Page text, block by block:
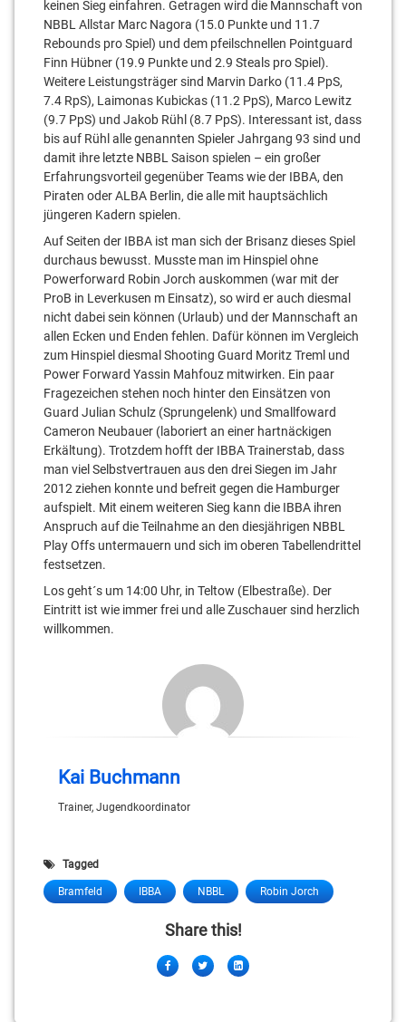
keinen Sieg einfahren. Getragen wird die Mannschaft von
NBBL Allstar Marc Nagora (15.0 Punkte und 11.7
Rebounds pro Spiel) und dem pfeilschnellen Pointguard
Finn Hübner (19.9 Punkte und 2.9 Steals pro Spiel).
Weitere Leistungsträger sind Marvin Darko (11.4 PpS,
7.4 RpS), Laimonas Kubickas (11.2 PpS), Marco Lewitz
(9.7 PpS) und Jakob Rühl (8.7 PpS). Interessant ist, dass
bis auf Rühl alle genannten Spieler Jahrgang 93 sind und
damit ihre letzte NBBL Saison spielen – ein großer
Erfahrungsvorteil gegenüber Teams wie der IBBA, den
Piraten oder ALBA Berlin, die alle mit hauptsächlich
jüngeren Kadern spielen.
Auf Seiten der IBBA ist man sich der Brisanz dieses Spiel
durchaus bewusst. Musste man im Hinspiel ohne
Powerforward Robin Jorch auskommen (war mit der
ProB in Leverkusen m Einsatz), so wird er auch diesmal
nicht dabei sein können (Urlaub) und der Mannschaft an
allen Ecken und Enden fehlen. Dafür können im Vergleich
zum Hinspiel diesmal Shooting Guard Moritz Treml und
Power Forward Yassin Mahfouz mitwirken. Ein paar
Fragezeichen stehen noch hinter den Einsätzen von
Guard Julian Schulz (Sprungelenk) und Smallfoward
Cameron Neubauer (laboriert an einer hartnäckigen
Erkältung). Trotzdem hofft der IBBA Trainerstab, dass
man viel Selbstvertrauen aus den drei Siegen im Jahr
2012 ziehen konnte und befreit gegen die Hamburger
aufspielt. Mit einem weiteren Sieg kann die IBBA ihren
Anspruch auf die Teilnahme an den diesjährigen NBBL
Play Offs untermauern und sich im oberen Tabellendrittel
festsetzen.
Los geht´s um 14:00 Uhr, in Teltow (Elbestraße). Der
Eintritt ist wie immer frei und alle Zuschauer sind herzlich
willkommen.
Kai Buchmann
Trainer, Jugendkoordinator
Tagged
Bramfeld IBBA NBBL Robin Jorch
Share this!
FacebookTwitterLinkedIn